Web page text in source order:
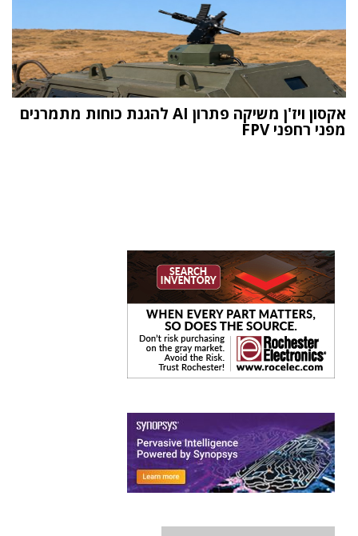
אקסון ויז'ן משיקה פתרון AI להגנת כוחות מתמרנים
מפני רחפני FPV